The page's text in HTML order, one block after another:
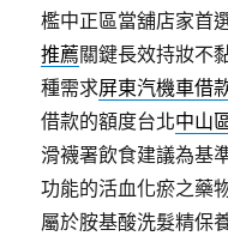
檻中正區當舖店家首
推薦關鍵長效持妝不
種需求屏東汽機車借
借款的額度台北中山
滑襪署飲食建議為基
功能的活血化瘀之藥
屬於胺基酸洗髮精保